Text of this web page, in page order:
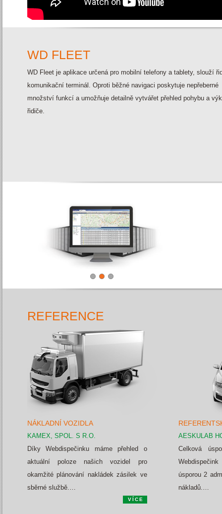
WD FLEET
WD Fleet je aplikace určená pro mobilní telefony a tablety, slouží
komunikační terminál. Oproti běžné navigaci poskytuje nepřeberné
množství funkcí a umožňuje detailně vytvářet přehled pohybu a
řidiče.
REFERENCE
NÁKLADNÍ VOZIDLA
KAMEX, SPOL. S R.O.
Díky Webdispečinku máme přehled o
aktuální poloze našich vozidel pro
okamžité plánování nakládek zásilek ve
sběrné službě.…
VÍCE
AESKULAB
Celková
úsporou 2
nákladů.…